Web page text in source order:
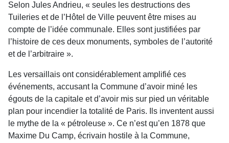
Selon Jules Andrieu, « seules les destructions des
Tuileries et de l’Hôtel de Ville peuvent être mises au
compte de l’idée communale. Elles sont justifiées par
l’histoire de ces deux monuments, symboles de l’autorité
et de l’arbitraire ».
Les versaillais ont considérablement amplifié ces
événements, accusant la Commune d’avoir miné les
égouts de la capitale et d’avoir mis sur pied un véritable
plan pour incendier la totalité de Paris. Ils inventent aussi
le mythe de la « pétroleuse ». Ce n’est qu’en 1878 que
Maxime Du Camp, écrivain hostile à la Commune,